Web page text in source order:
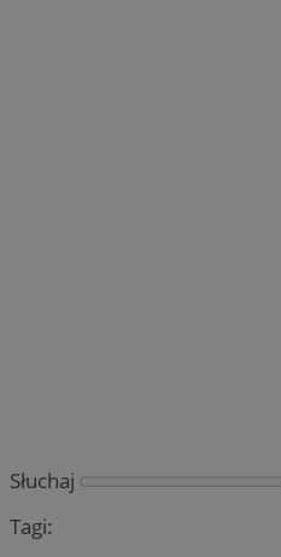
Słuchaj
Tagi: